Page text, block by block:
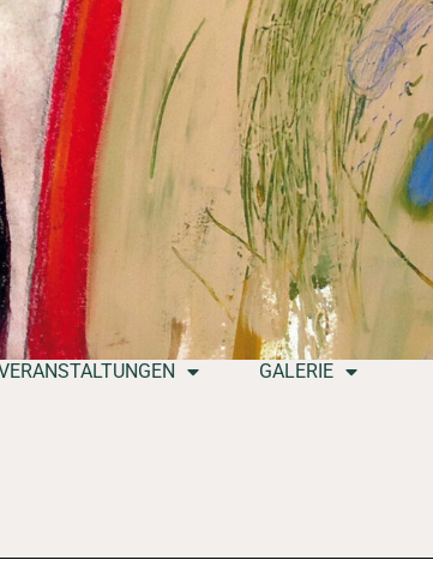
GALERIE